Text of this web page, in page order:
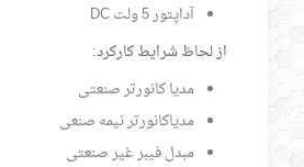
آداپتور 5 ولت DC
از لحاظ شرایط کارکرد:
مدیا کانورتر صنعتی
مدیاکانورتر نیمه صنعی
مبدل فیبر غیر صنعتی